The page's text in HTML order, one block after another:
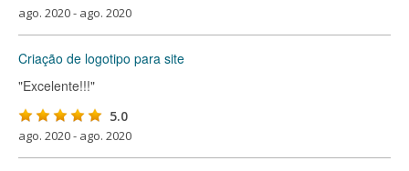
ago. 2020 - ago. 2020
Criação de logotipo para site
"Excelente!!!"
5.0
ago. 2020 - ago. 2020